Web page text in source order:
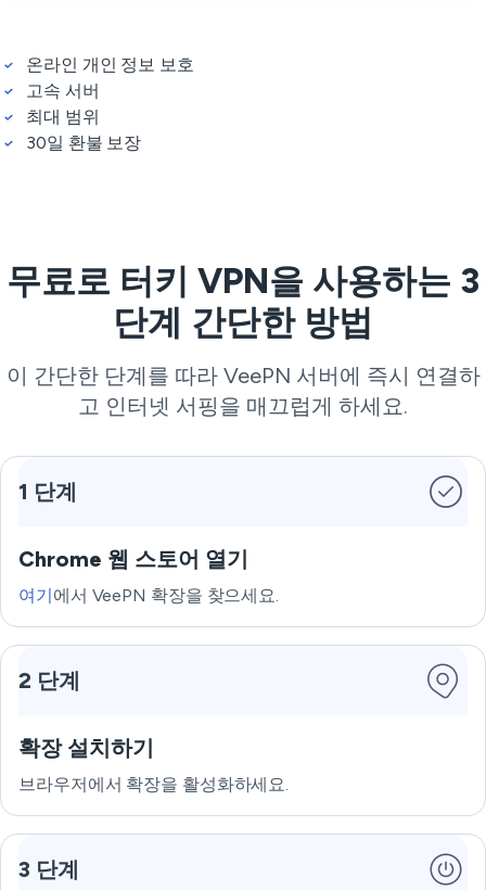
온라인 개인 정보 보호
고속 서버
최대 범위
30일 환불 보장
무료로 터키 VPN을 사용하는 3
단계 간단한 방법
이 간단한 단계를 따라 VeePN 서버에 즉시 연결하
고 인터넷 서핑을 매끄럽게 하세요.
1 단계
Chrome 웹 스토어 열기
여기에서 VeePN 확장을 찾으세요.
2 단계
확장 설치하기
브라우저에서 확장을 활성화하세요.
3 단계